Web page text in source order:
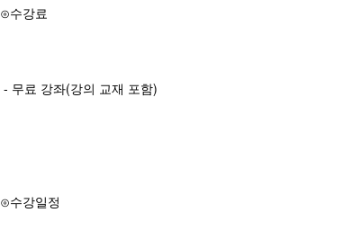
⊙수강료
- 무료 강좌(강의 교재 포함)
⊙수강일정